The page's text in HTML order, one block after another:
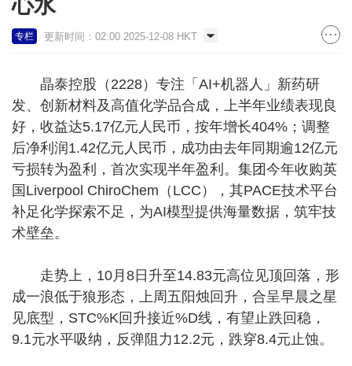
专栏 更新时间：02:00 2025-12-08 HKT
晶泰控股（2228）专注「AI+机器人」新药研
发、创新材料及高值化学品合成，上半年业绩表现良
好，收益达5.17亿元人民币，按年增长404%；调整
后净利润1.42亿元人民币，成功由去年同期逾12亿元
亏损转为盈利，首次实现半年盈利。集团今年收购英
国Liverpool ChiroChem（LCC），其PACE技术平台
补足化学探索不足，为AI模型提供海量数据，筑牢技
术壁垒。
走势上，10月8日升至14.83元高位见顶回落，形
成一浪低于狼形态，上周五阳烛回升，合呈早晨之星
见底型，STC%K回升接近%D线，有望止跌回稳，
9.1元水平吸纳，反弹阻力12.2元，跌穿8.4元止蚀。